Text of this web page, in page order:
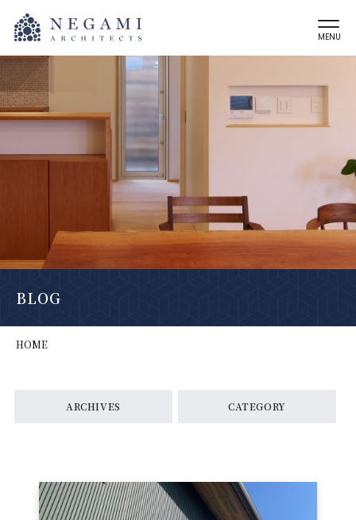
MENU
BLOG
HOME
ARCHIVES CATEGORY